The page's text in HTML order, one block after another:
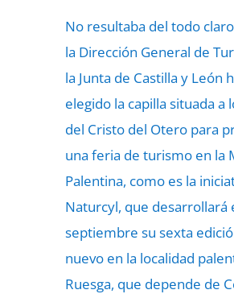
No resultaba del todo
la Dirección General de
la Junta de Castilla y León
elegido la capilla situada a
del Cristo del Otero para
una feria de turismo en la
Palentina, como es la
Naturcyl, que desarrollará
septiembre su sexta
nuevo en la localidad
Ruesga, que depende de